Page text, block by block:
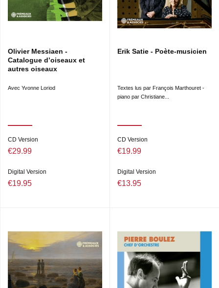
Olivier Messiaen -
Catalogue d’oiseaux et
autres oiseaux
Avec Yvonne Loriod
CD Version
€29.99
Digital Version
€19.95
Erik Satie - Poète-musicien
Textes lus par François Marthouret -
piano par Christiane...
CD Version
€19.99
Digital Version
€13.95